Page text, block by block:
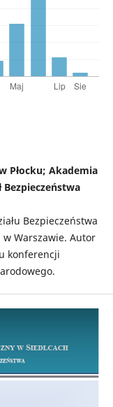
Płocku; Akademia
Bezpieczeństwa
Bezpieczeństwa
Warszawie. Autor
konferencji